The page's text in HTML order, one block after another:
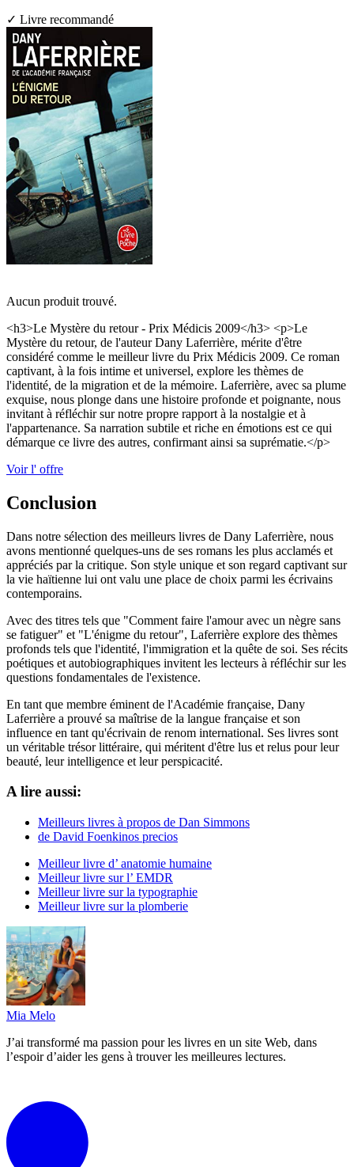
✓ Livre recommandé
Aucun produit trouvé.
<h3>Le Mystère du retour - Prix Médicis 2009</h3> <p>Le
Mystère du retour, de l'auteur Dany Laferrière, mérite d'être
considéré comme le meilleur livre du Prix Médicis 2009. Ce roman
captivant, à la fois intime et universel, explore les thèmes de
l'identité, de la migration et de la mémoire. Laferrière, avec sa plume
exquise, nous plonge dans une histoire profonde et poignante, nous
invitant à réfléchir sur notre propre rapport à la nostalgie et à
l'appartenance. Sa narration subtile et riche en émotions est ce qui
démarque ce livre des autres, confirmant ainsi sa suprématie.</p>
Voir l' offre
Conclusion
Dans notre sélection des meilleurs livres de Dany Laferrière, nous
avons mentionné quelques-uns de ses romans les plus acclamés et
appréciés par la critique. Son style unique et son regard captivant sur
la vie haïtienne lui ont valu une place de choix parmi les écrivains
contemporains.
Avec des titres tels que "Comment faire l'amour avec un nègre sans
se fatiguer" et "L'énigme du retour", Laferrière explore des thèmes
profonds tels que l'identité, l'immigration et la quête de soi. Ses récits
poétiques et autobiographiques invitent les lecteurs à réfléchir sur les
questions fondamentales de l'existence.
En tant que membre éminent de l'Académie française, Dany
Laferrière a prouvé sa maîtrise de la langue française et son
influence en tant qu'écrivain de renom international. Ses livres sont
un véritable trésor littéraire, qui méritent d'être lus et relus pour leur
beauté, leur intelligence et leur perspicacité.
A lire aussi:
Meilleurs livres à propos de Dan Simmons
de David Foenkinos precios
Meilleur livre d’ anatomie humaine
Meilleur livre sur l’ EMDR
Meilleur livre sur la typographie
Meilleur livre sur la plomberie
Mia Melo
J’ai transformé ma passion pour les livres en un site Web, dans
l’espoir d’aider les gens à trouver les meilleures lectures.